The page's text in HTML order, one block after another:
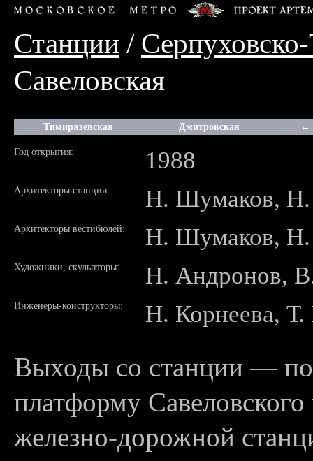
Станции /
Савеловская
Тимирязевская Дмитровская ←
Год открытия: 1988
Архитекторы станции: Н. Шумаков,
Архитекторы вестибюлей: Н. Шумаков,
Художники, скульпторы: Н. Андронов,
Инженеры-конструкторы: Н. Корнеева, Т.
Выходы со станции —
платформу
железно-дорожной